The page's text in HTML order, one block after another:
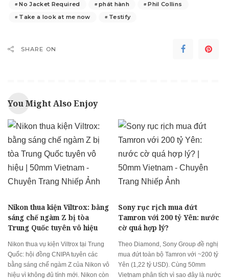
No Jacket Required
phát hành
Phil Collins
Take a look at me now
Testify
SHARE ON
You Might Also Enjoy
Nikon thua kiện Viltrox: bằng
sáng chế ngàm Z bị tòa
Trung Quốc tuyên vô hiệu
Nikon thua vụ kiện Viltrox tại Trung
Quốc: hội đồng CNIPA tuyên các
bằng sáng chế ngàm Z của Nikon vô
hiệu vì không đủ tính mới. Nikon còn
Sony rục rịch mua đứt
Tamron với 200 tỷ Yên: nước
cờ quá hợp lý?
Theo Diamond, Sony Group đề nghị
mua đứt toàn bộ Tamron với ~200 tỷ
Yên (1,22 tỷ USD). Cùng 50mm
Vietnam phân tích vì sao đây là nước